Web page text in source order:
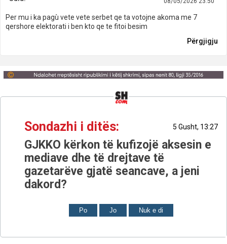
Per mu i ka pagù vete vete serbet qe ta votojne akoma me 7
qershore elektorati i ben kto qe te fitoi besim
Përgjigju
Sondazhi i ditës: 5 Gusht, 13:27
GJKKO kërkon të kufizojë aksesin e
mediave dhe të drejtave të
gazetarëve gjatë seancave, a jeni
dakord?
Po Jo Nuk e di